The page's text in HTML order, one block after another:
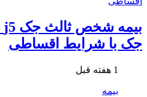
جک با شرایط اقساطی
1 هفته قبل
بیمه